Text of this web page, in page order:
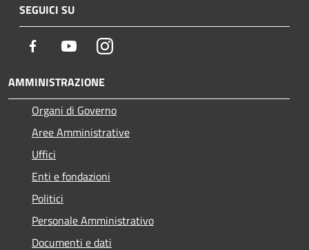
SEGUICI SU
Facebook YoutubeInstagram
AMMINISTRAZIONE
Organi di Governo
Aree Amministrative
Uffici
Enti e fondazioni
Politici
Personale Amministrativo
Documenti e dati